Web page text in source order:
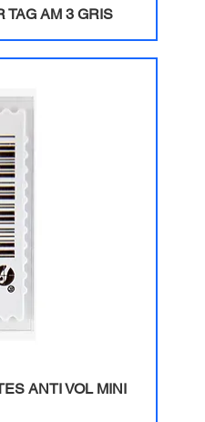
TAG AM 3 GRIS
ANTI VOL MINI